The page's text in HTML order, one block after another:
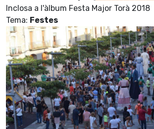
Inclosa a l'àlbum Festa Major Torà 2018
Tema: Festes